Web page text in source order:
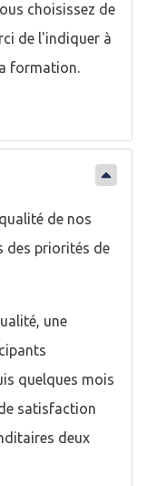
choisissez de
de l'indiquer à
formation.
de nos
des priorités de
une
quelques mois
satisfaction
deux